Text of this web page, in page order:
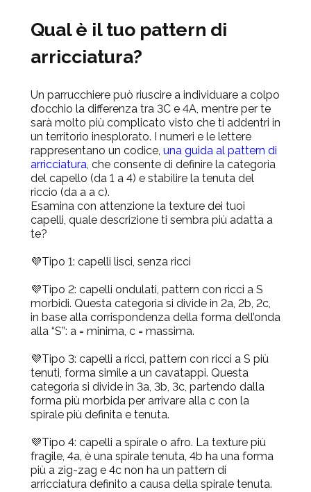
Qual è il tuo pattern di
arricciatura?
Un parrucchiere può riuscire a individuare a colpo
d’occhio la differenza tra 3C e 4A, mentre per te
sarà molto più complicato visto che ti addentri in
un territorio inesplorato. I numeri e le lettere
rappresentano un codice, una guida al pattern di
arricciatura, che consente di definire la categoria
del capello (da 1 a 4) e stabilire la tenuta del
riccio (da a a c).
Esamina con attenzione la texture dei tuoi
capelli, quale descrizione ti sembra più adatta a
te?
💜Tipo 1: capelli lisci, senza ricci
💜Tipo 2: capelli ondulati, pattern con ricci a S
morbidi. Questa categoria si divide in 2a, 2b, 2c,
in base alla corrispondenza della forma dell’onda
alla “S”: a = minima, c = massima.
💜Tipo 3: capelli a ricci, pattern con ricci a S più
tenuti, forma simile a un cavatappi. Questa
categoria si divide in 3a, 3b, 3c, partendo dalla
forma più morbida per arrivare alla c con la
spirale più definita e tenuta.
💜Tipo 4: capelli a spirale o afro. La texture più
fragile, 4a, è una spirale tenuta, 4b ha una forma
più a zig-zag e 4c non ha un pattern di
arricciatura definito a causa della spirale tenuta.